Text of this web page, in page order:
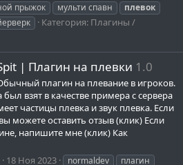
прыжок мульти спавн
плевок
Категория: Плагины /
| Плагин на плевки 1.0
плагин на плевание в игроков.
взят в качестве примера с сервера
частицы плевка и звук плевка. Если
можете оставить отзыв (клик) Если
напишите мне (клик) Как
18 Ноя 2023 normaldev
плагин